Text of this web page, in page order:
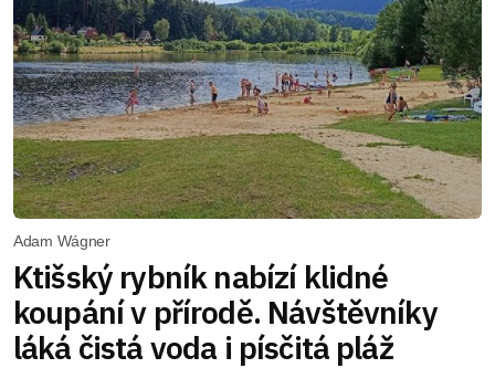
Adam Wágner
Ktišský rybník nabízí klidné
koupání v přírodě. Návštěvníky
láká čistá voda i písčitá pláž